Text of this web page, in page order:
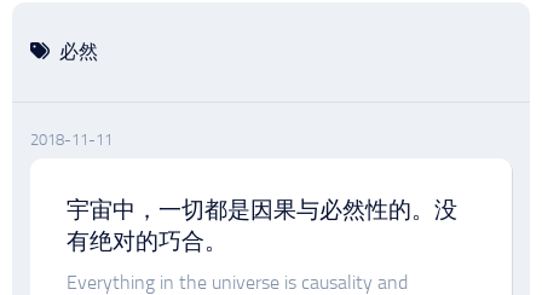
必然
2018-11-11
宇宙中，一切都是因果与必然性的。没
有绝对的巧合。
Everything in the universe is causality and